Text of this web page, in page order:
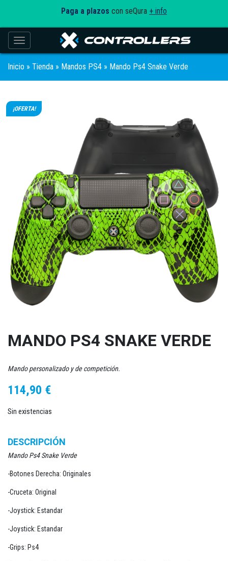
Paga a plazos con seQura + info
Toggle navigation
Inicio » Tienda » Mandos PS4 » Mando Ps4 Snake Verde
¡OFERTA!
MANDO PS4 SNAKE VERDE
Mando personalizado y de competición.
114,90 €
Sin existencias
DESCRIPCIÓN
Mando Ps4 Snake Verde
-Botones Derecha: Originales
-Cruceta: Original
-Joystick: Estandar
-Joystick: Estandar
-Grips: Ps4